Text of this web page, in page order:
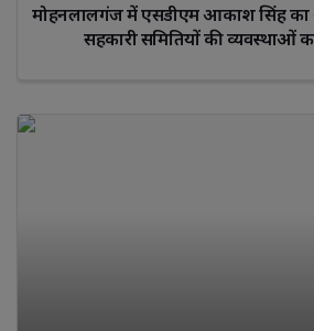
मोहनलालगंज में एसडीएम आकाश सिंह का
सहकारी समितियों की व्यवस्थाओं